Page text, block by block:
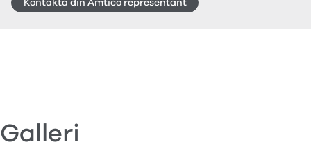
Galleri